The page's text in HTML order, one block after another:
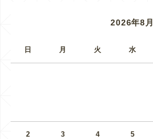
2026年8月
日 月 火 水
2 3 4 5